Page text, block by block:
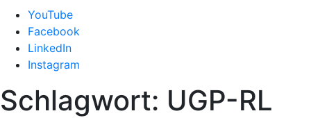
YouTube
Facebook
LinkedIn
Instagram
Schlagwort: UGP-RL